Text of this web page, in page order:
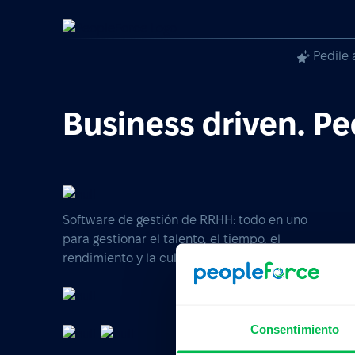
Consentimiento
Pedile
Business driven.
Software de gestión de RRHH: todo en uno
para gestionar el talento, el tiempo, el
rendimiento y la cultura de tu empresa.